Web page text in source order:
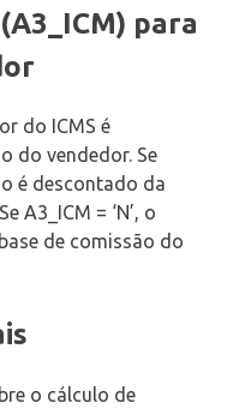
para
do ICMS é
do vendedor. Se
é descontado da
A3_ICM = ‘N’, o
de comissão do
o cálculo de